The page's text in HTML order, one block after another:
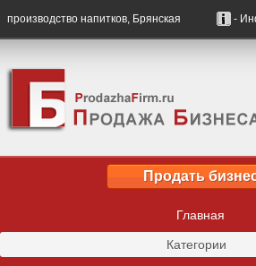
производство напитков, Брянская -
Продать
Главная
Категории